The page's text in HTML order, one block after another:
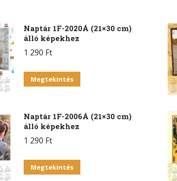
Naptár 1F-2020Á (21×30 cm)
álló képekhez
1 290 Ft
Megtekintés
Naptár 1F-2006Á (21×30 cm)
álló képekhez
1 290 Ft
Megtekintés